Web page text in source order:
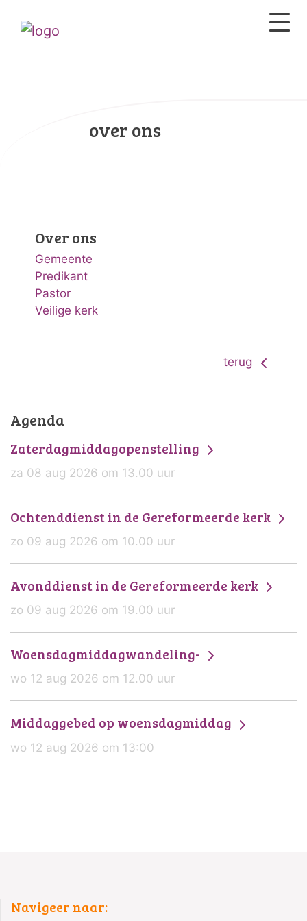
over ons
Over ons
Gemeente
Predikant
Pastor
Veilige kerk
terug
Agenda
Zaterdagmiddagopenstelling
za 08 aug 2026 om 13.00 uur
Ochtenddienst in de Gereformeerde kerk
zo 09 aug 2026 om 10.00 uur
Avonddienst in de Gereformeerde kerk
zo 09 aug 2026 om 19.00 uur
Woensdagmiddagwandeling-
wo 12 aug 2026 om 12.00 uur
Middaggebed op woensdagmiddag
wo 12 aug 2026 om 13:00
Navigeer naar: